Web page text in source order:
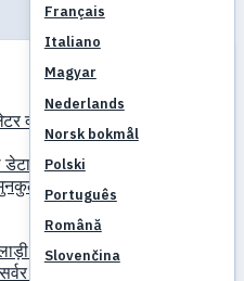
Français
Italiano
Magyar
Nederlands
Norsk bokmål
Polski
Português
Română
Slovenčina
क्वेस्ट
डेटाबेसMVP टाइमर
लेवलिंग तुलना करें
प्रोफाइलशादियां
सर्वर समीक्षाएँ